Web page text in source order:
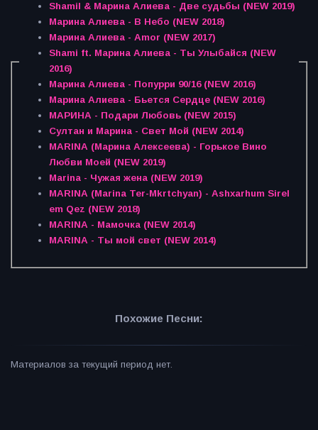
Shamil & Марина Алиева - Две судьбы (NEW 2019)
Марина Алиева - В Небо (NEW 2018)
Марина Алиева - Amor (NEW 2017)
Shami ft. Марина Алиева - Ты Улыбайся (NEW
2016)
Марина Алиева - Попурри 90/16 (NEW 2016)
Марина Алиева - Бьется Сердце (NEW 2016)
МАРИНА - Подари Любовь (NEW 2015)
Султан и Марина - Свет Мой (NEW 2014)
MARINA (Марина Алексеева) - Горькое Вино
Любви Моей (NEW 2019)
Marina - Чужая жена (NEW 2019)
MARINA (Marina Ter-Mkrtchyan) - Ashxarhum Sirel
em Qez (NEW 2018)
MARINA - Мамочка (NEW 2014)
MARINA - Ты мой свет (NEW 2014)
Похожие Песни:
Материалов за текущий период нет.